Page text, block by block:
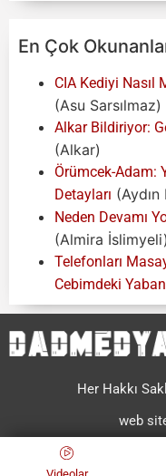
En Çok
CIA Kediyi Nasıl
(Asu Sarsılmaz)
Alkar Bildiriyor:
(Alkar)
Örümcek-Adam:
Detayları (Aydın
Neden Devamı
(Almira İslimyeli)
Telefonları
Cebimdeki
Her Hakkı
web